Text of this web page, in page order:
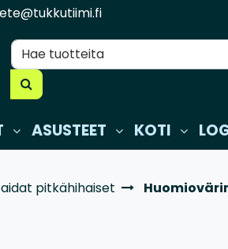
ASUSTEET KOTI
pitkähihaiset